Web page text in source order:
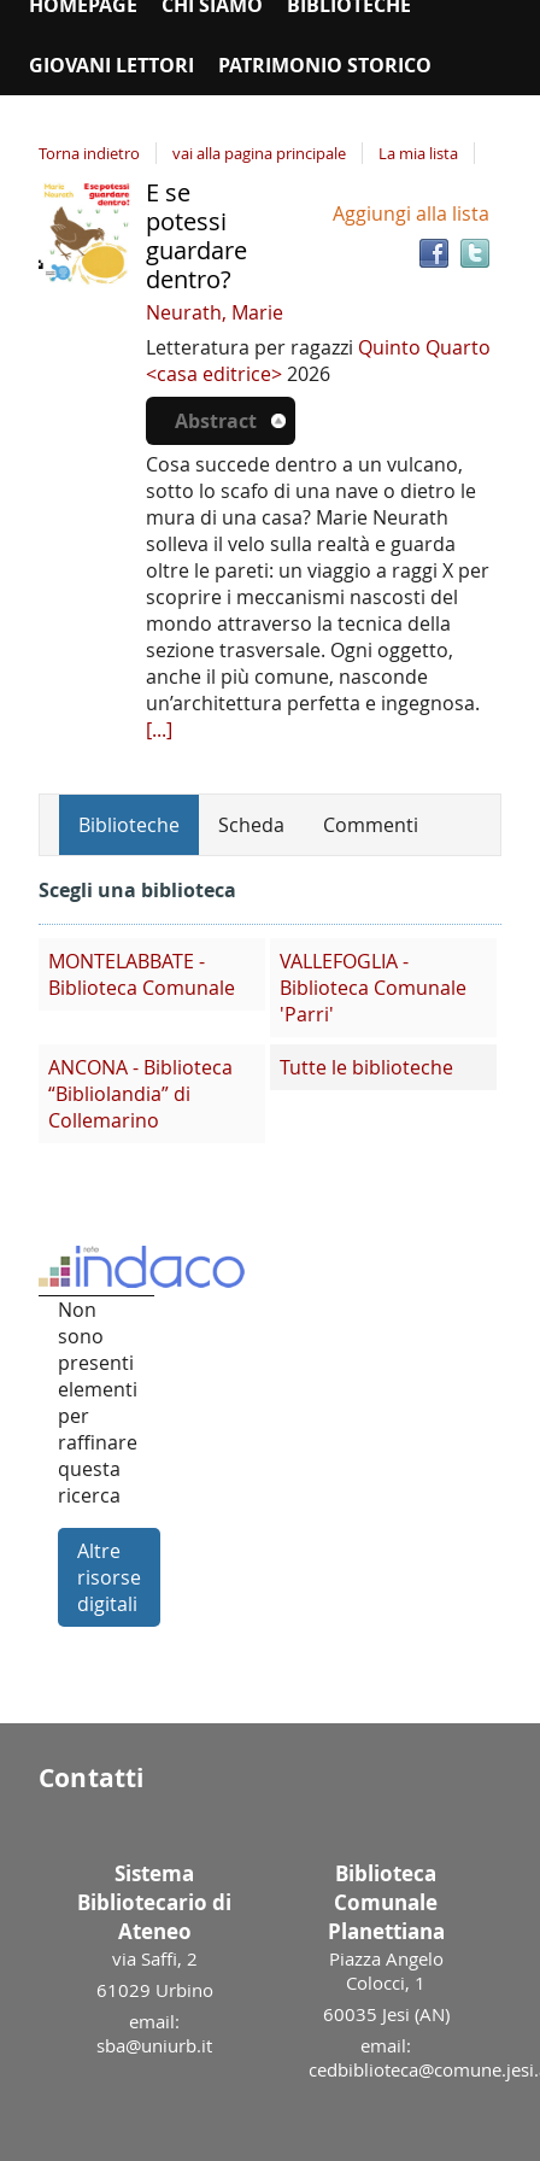
GIOVANI LETTORI PATRIMONIO STORICO
Torna indietro vai alla pagina principale La mia lista
Dettaglio
del
documento
Aggiungi alla lista
E se
potessi
guardare
dentro?
Neurath, Marie
Letteratura per ragazzi Quinto Quarto
<casa editrice>2026
Abstract
Cosa succede dentro a un vulcano,
sotto lo scafo di una nave o dietro le
mura di una casa? Marie Neurath
solleva il velo sulla realtà e guarda
oltre le pareti: un viaggio a raggi X per
scoprire i meccanismi nascosti del
mondo attraverso la tecnica della
sezione trasversale. Ogni oggetto,
anche il più comune, nasconde
un’architettura perfetta e ingegnosa.
[...]
Biblioteche Scheda Commenti
Scegli una biblioteca
MONTELABBATE -
Biblioteca Comunale
VALLEFOGLIA -
Biblioteca Comunale
'Parri'
ANCONA - Biblioteca
“Bibliolandia” di
Collemarino
Tutte le biblioteche
Non
sono
presenti
elementi
per
raffinare
questa
ricerca
Altre
risorse
digitali
Contatti
Sistema
Bibliotecario di
Ateneo
via Saffi, 2
61029 Urbino
email:
sba@uniurb.it
Biblioteca
Comunale
Planettiana
Piazza Angelo
Colocci, 1
60035 Jesi (AN)
email: